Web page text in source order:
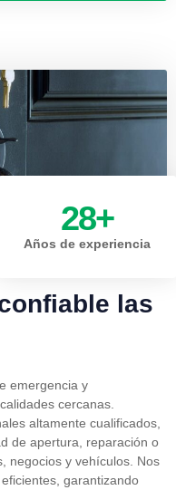
Años de experiencia
28+
las
emergencia y
cercanas.
altamente cualificados,
de apertura, reparación o
negocios y vehículos. Nos
garantizando